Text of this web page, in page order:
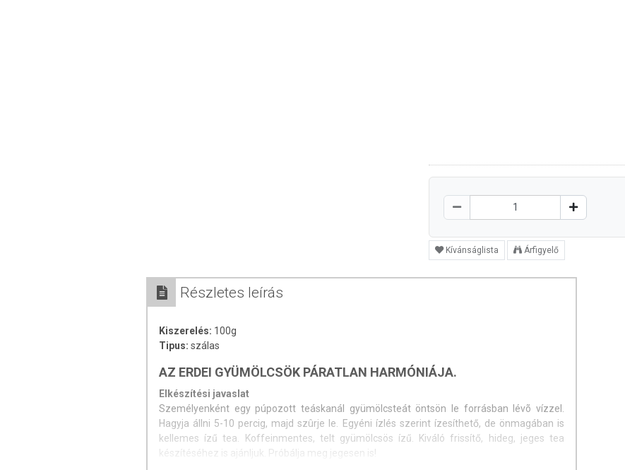
Kívánságlista Árfigyelő
Részletes leírás
Kiszerelés: 100g
Tipus: szálas
AZ ERDEI GYÜMÖLCSÖK PÁRATLAN HARMÓNIÁJA.
Elkészítési javaslat
Személyenként egy púpozott teáskanál gyümölcsteát öntsön le forrásban lévõ vízzel.
Hagyja állni 5-10 percig, majd szûrje le. Egyéni ízlés szerint ízesíthető, de önmagában is
kellemes ízű tea. Koffeinmentes, telt gyümölcsös ízű. Kiváló frissítő, hideg, jeges tea
készítéséhez is ajánljuk. Próbálja meg jegesen is!